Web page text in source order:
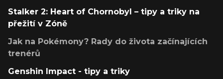
Stalker 2: Heart of Chornobyl – tipy a triky na
přežití v Zóně
Jak na Pokémony? Rady do života začínajících
trenérů
Genshin Impact - tipy a triky